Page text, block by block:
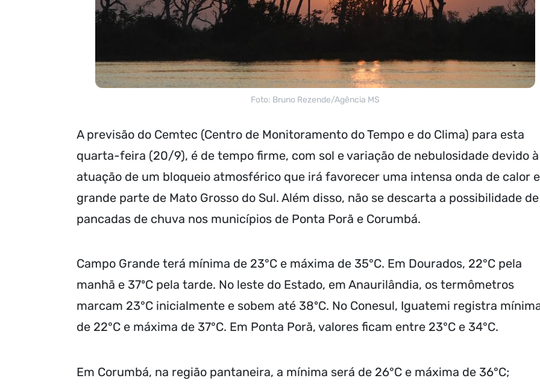
Foto: Bruno Rezende/Agência MS
A previsão do Cemtec (Centro de Monitoramento do Tempo e do Clima) para esta
quarta-feira (20/9), é de tempo firme, com sol e variação de nebulosidade devido à
atuação de um bloqueio atmosférico que irá favorecer uma intensa onda de calor
grande parte de Mato Grosso do Sul. Além disso, não se descarta a possibilidade de
pancadas de chuva nos municípios de Ponta Porã e Corumbá.
Campo Grande terá mínima de 23°C e máxima de 35°C. Em Dourados, 22°C pela
manhã e 37ºC pela tarde. No leste do Estado, em Anaurilândia, os termômetros
marcam 23°C inicialmente e sobem até 38ºC. No Conesul, Iguatemi registra
de 22°C e máxima de 37°C. Em Ponta Porã, valores ficam entre 23°C e 34°C.
Em Corumbá, na região pantaneira, a mínima será de 26°C e máxima de 36°C;